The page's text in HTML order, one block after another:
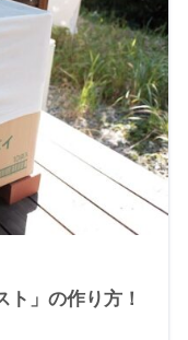
」の作り方！